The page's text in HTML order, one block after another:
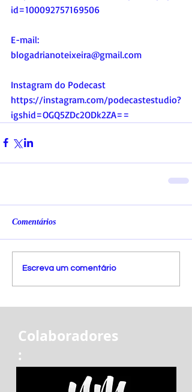
id=100092757169506
E-mail:
blogadrianoteixeira@gmail.com
Instagram do Podecast
https://instagram.com/podecastestudio?
igshid=OGQ5ZDc2ODk2ZA==
Comentários
Escreva um comentário
Colaboradores
: